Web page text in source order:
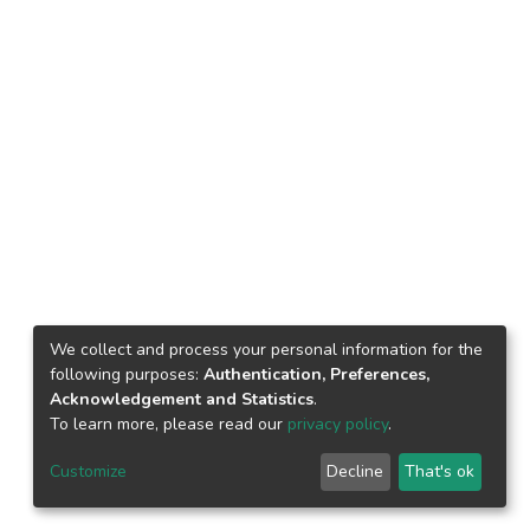
We collect and process your personal information for the
following purposes: Authentication, Preferences,
Acknowledgement and Statistics.
To learn more, please read our privacy policy.
Customize Decline That's ok